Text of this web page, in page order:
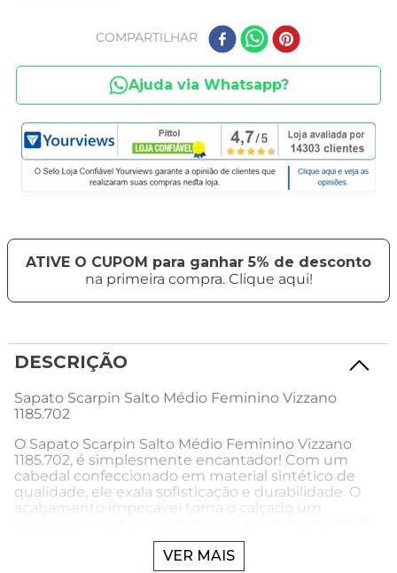
COMPARTILHAR
Ajuda via Whatsapp?
ATIVE O CUPOM para ganhar 5% de desconto
na primeira compra. Clique aqui!
DESCRIÇÃO
Sapato Scarpin Salto Médio Feminino Vizzano
1185.702
O Sapato Scarpin Salto Médio Feminino Vizzano
1185.702, é simplesmente encantador! Com um
cabedal confeccionado em material sintético de
qualidade, ele exala sofisticação e durabilidade. O
acabamento impecável torna o calçado um
bico do sapato possui um design elegante e
refinado, adicionando um toque de charme ao
VER MAIS